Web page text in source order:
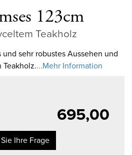
123cm
Teakholz
sehr robustes Aussehen und
...Mehr Information
695,00
Ihre Frage